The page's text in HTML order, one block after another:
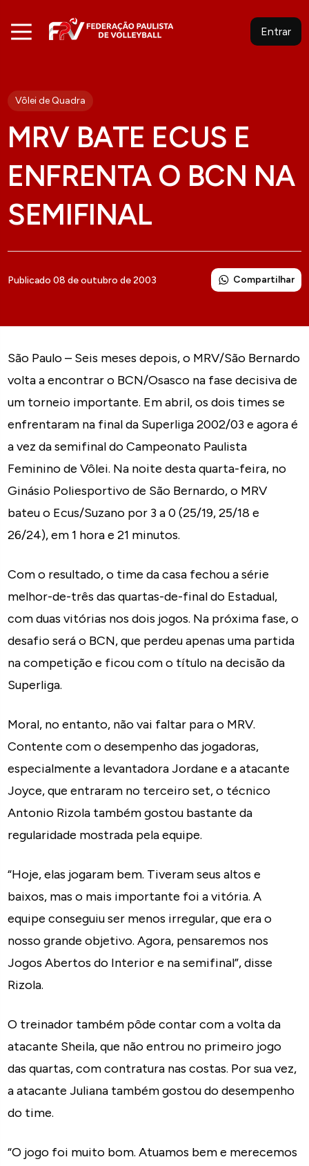
Entrar
Vôlei de Quadra
MRV BATE ECUS E
ENFRENTA O BCN NA
SEMIFINAL
Publicado 08 de outubro de 2003 Compartilhar
São Paulo – Seis meses depois, o MRV/São Bernardo
volta a encontrar o BCN/Osasco na fase decisiva de
um torneio importante. Em abril, os dois times se
enfrentaram na final da Superliga 2002/03 e agora é
a vez da semifinal do Campeonato Paulista
Feminino de Vôlei. Na noite desta quarta-feira, no
Ginásio Poliesportivo de São Bernardo, o MRV
bateu o Ecus/Suzano por 3 a 0 (25/19, 25/18 e
26/24), em 1 hora e 21 minutos.
Com o resultado, o time da casa fechou a série
melhor-de-três das quartas-de-final do Estadual,
com duas vitórias nos dois jogos. Na próxima fase, o
desafio será o BCN, que perdeu apenas uma partida
na competição e ficou com o título na decisão da
Superliga.
Moral, no entanto, não vai faltar para o MRV.
Contente com o desempenho das jogadoras,
especialmente a levantadora Jordane e a atacante
Joyce, que entraram no terceiro set, o técnico
Antonio Rizola também gostou bastante da
regularidade mostrada pela equipe.
“Hoje, elas jogaram bem. Tiveram seus altos e
baixos, mas o mais importante foi a vitória. A
equipe conseguiu ser menos irregular, que era o
nosso grande objetivo. Agora, pensaremos nos
Jogos Abertos do Interior e na semifinal”, disse
Rizola.
O treinador também pôde contar com a volta da
atacante Sheila, que não entrou no primeiro jogo
das quartas, com contratura nas costas. Por sua vez,
a atacante Juliana também gostou do desempenho
do time.
“O jogo foi muito bom. Atuamos bem e merecemos